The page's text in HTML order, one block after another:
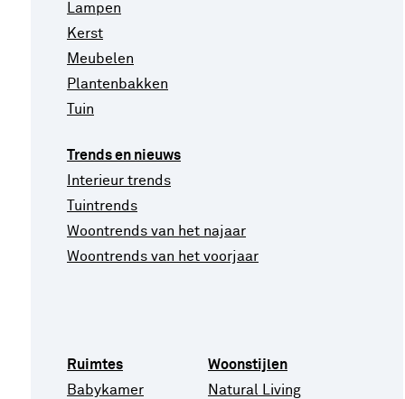
Lampen
Kerst
Meubelen
Plantenbakken
Tuin
Trends en nieuws
Interieur trends
Tuintrends
Woontrends van het najaar
Woontrends van het voorjaar
Ruimtes
Babykamer
Woonstijlen
Natural Living